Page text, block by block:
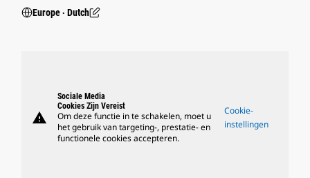
Europe ‧ Dutch
warning
Sociale Media
Cookies Zijn Vereist
Om deze functie in te schakelen, moet u
het gebruik van targeting-, prestatie- en
functionele cookies accepteren.
Cookie-
instellingen